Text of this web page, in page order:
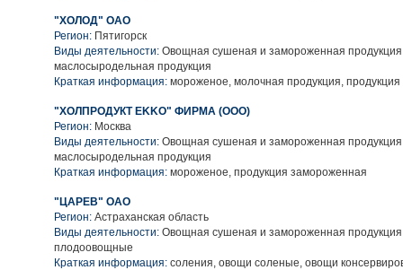
"ХОЛОД" ОАО
Регион: Пятигорск
Виды деятельности: Овощная сушеная и замороженная
маслосыродельная продукция
Краткая информация: мороженое, молочная продукция,
"ХОЛПРОДУКТ EKKO" ФИРМА (ООО)
Регион: Москва
Виды деятельности: Овощная сушеная и замороженная
маслосыродельная продукция
Краткая информация: мороженое, продукция замороженная
"ЦАРЕВ" ОАО
Регион: Астраханская область
Виды деятельности: Овощная сушеная и замороженная
плодоовощные
Краткая информация: соления, овощи соленые, овощи